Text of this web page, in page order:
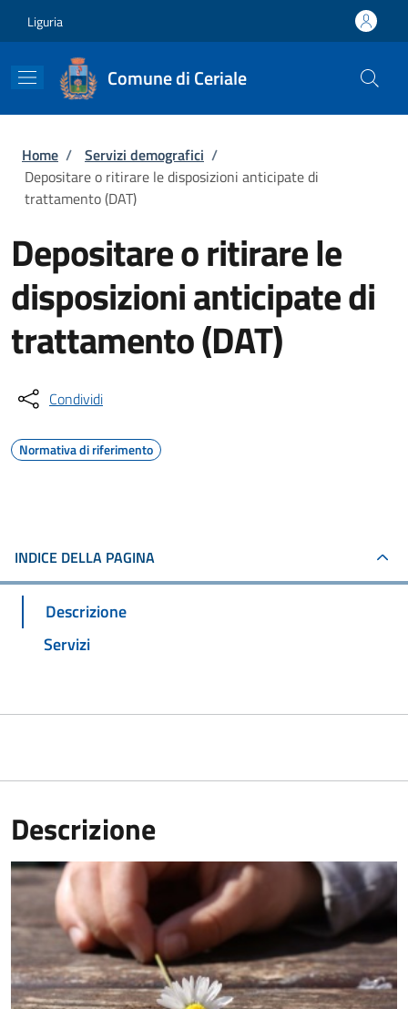
Liguria
Comune di Ceriale
Briciole di pane
Home / Servizi demografici /
Depositare o ritirare le disposizioni anticipate di
trattamento (DAT)
Depositare o ritirare le
disposizioni anticipate di
trattamento (DAT)
Condividi
Normativa di riferimento
INDICE DELLA PAGINA
Descrizione
Servizi
Descrizione